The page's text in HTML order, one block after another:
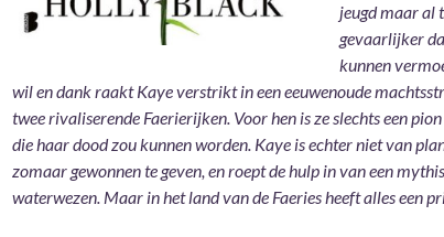
jeugd maar al
gevaarlijker
kunnen
wil en dank raakt Kaye verstrikt in een eeuwenoude
twee rivaliserende Faerierijken. Voor hen is ze slechts een
die haar dood zou kunnen worden. Kaye is echter niet van
zomaar gewonnen te geven, en roept de hulp in van een
waterwezen. Maar in het land van de Faeries heeft alles een